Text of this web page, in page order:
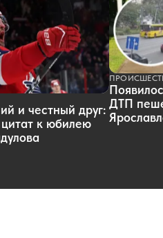
и честный друг:
к юбилею
ДТП